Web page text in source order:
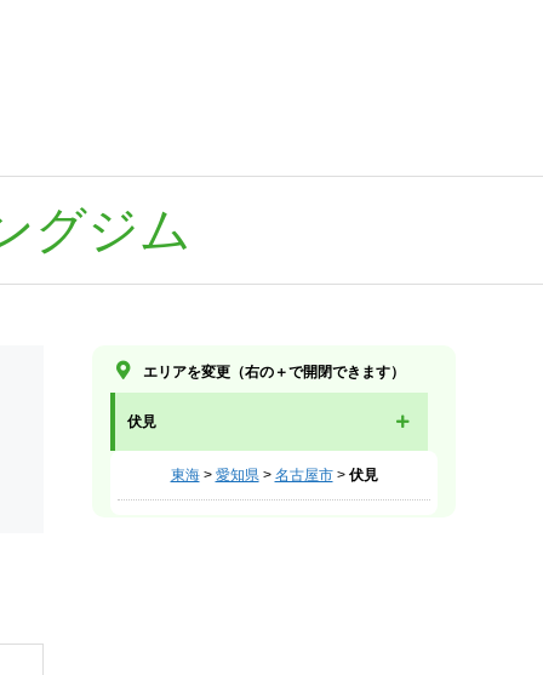
グジム
エリアを変更（右の＋で開閉できます）
伏見
東海> 愛知県> 名古屋市> 伏見